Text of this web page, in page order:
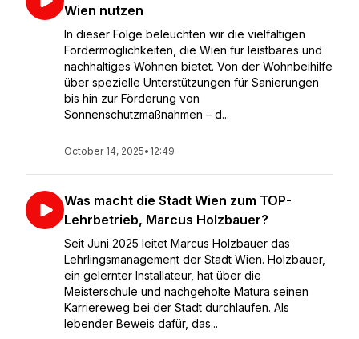
Wien nutzen
In dieser Folge beleuchten wir die vielfältigen
Fördermöglichkeiten, die Wien für leistbares und
nachhaltiges Wohnen bietet. Von der Wohnbeihilfe
über spezielle Unterstützungen für Sanierungen
bis hin zur Förderung von
Sonnenschutzmaßnahmen – d...
October 14, 2025• 12:49
Was macht die Stadt Wien zum TOP-
Lehrbetrieb, Marcus Holzbauer?
Seit Juni 2025 leitet Marcus Holzbauer das
Lehrlingsmanagement der Stadt Wien. Holzbauer,
ein gelernter Installateur, hat über die
Meisterschule und nachgeholte Matura seinen
Karriereweg bei der Stadt durchlaufen. Als
lebender Beweis dafür, das...